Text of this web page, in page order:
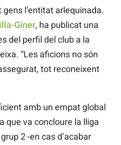
gens l’entitat arlequinada.
Giner, ha publicat una
del perfil del club a la
“Les aficions no són
tot reconeixent
amb un empat global
que va concloure la lliga
2 -en cas d’acabar